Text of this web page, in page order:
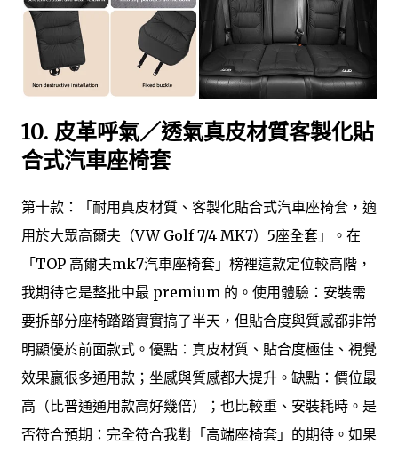
10. 皮革呼氣／透氣真皮材質客製化貼
合式汽車座椅套
第十款：「耐用真皮材質、客製化貼合式汽車座椅套，適
用於大眾高爾夫（VW Golf 7/4 MK7）5座全套」。在
「TOP 高爾夫mk7汽車座椅套」榜裡這款定位較高階，
我期待它是整批中最 premium 的。使用體驗：安裝需
要拆部分座椅踏踏實實搞了半天，但貼合度與質感都非常
明顯優於前面款式。優點：真皮材質、貼合度極佳、視覺
效果贏很多通用款；坐感與質感都大提升。缺點：價位最
高（比普通通用款高好幾倍）；也比較重、安裝耗時。是
否符合預期：完全符合我對「高端座椅套」的期待。如果